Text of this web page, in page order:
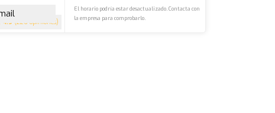
4.9 (226 opiniones)
El horario podría estar desactualizado. Contacta con
la empresa para comprobarlo.